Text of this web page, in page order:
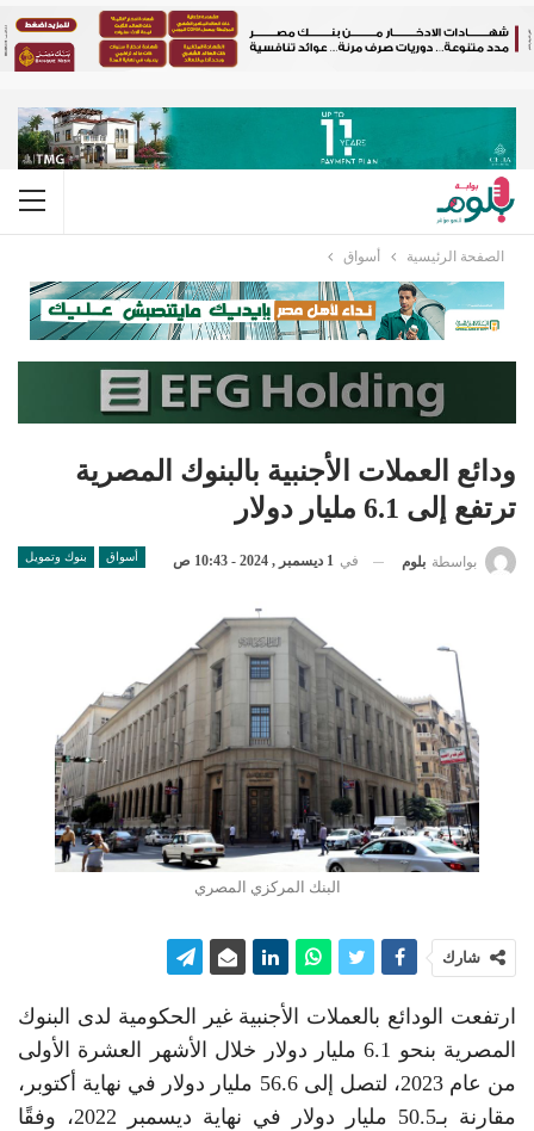
الصفحة الرئيسية أسواق
ودائع العملات الأجنبية بالبنوك المصرية
ترتفع إلى 6.1 مليار دولار
أسواق بنوك وتمويل بواسطة بلوم في 1 ديسمبر , 2024 - 10:43 ص
البنك المركزي المصري
شارك
ارتفعت الودائع بالعملات الأجنبية غير الحكومية لدى البنوك
المصرية بنحو 6.1 مليار دولار خلال الأشهر العشرة الأولى
من عام 2023، لتصل إلى 56.6 مليار دولار في نهاية أكتوبر،
مقارنة بـ50.5 مليار دولار في نهاية ديسمبر 2022، وفقًا